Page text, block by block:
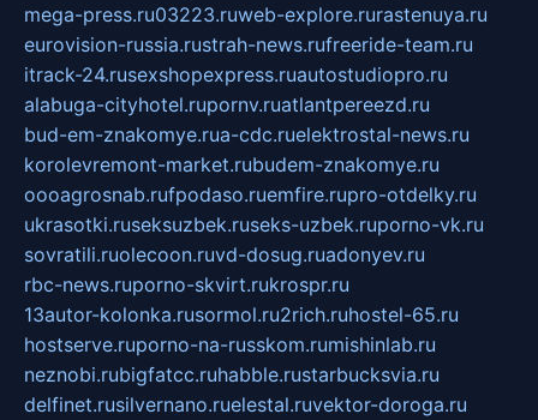
mega-press.ru03223.ruweb-explore.rurastenuya.ru
eurovision-russia.rustrah-news.rufreeride-team.ru
itrack-24.rusexshopexpress.ruautostudiopro.ru
alabuga-cityhotel.rupornv.ruatlantpereezd.ru
bud-em-znakomye.rua-cdc.ruelektrostal-news.ru
korolevremont-market.rubudem-znakomye.ru
oooagrosnab.rufpodaso.ruemfire.rupro-otdelky.ru
ukrasotki.ruseksuzbek.ruseks-uzbek.ruporno-vk.ru
sovratili.ruolecoon.ruvd-dosug.ruadonyev.ru
rbc-news.ruporno-skvirt.rukrospr.ru
13autor-kolonka.rusormol.ru2rich.ruhostel-65.ru
hostserve.ruporno-na-russkom.rumishinlab.ru
neznobi.rubigfatcc.ruhabble.rustarbucksvia.ru
delfinet.rusilvernano.ruelestal.ruvektor-doroga.ru